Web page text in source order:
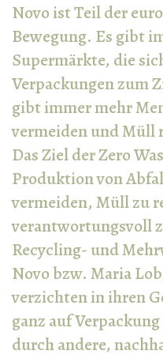
Novo ist Teil der
Bewegung. Es gibt
Supermärkte, die
Verpackungen zum
gibt immer mehr
vermeiden und Müll
Das Ziel der Zero
Produktion von
vermeiden, Müll zu
verantwortungsvoll
Recycling- und
Novo bzw. Maria
verzichten in ihren
ganz auf
durch andere,